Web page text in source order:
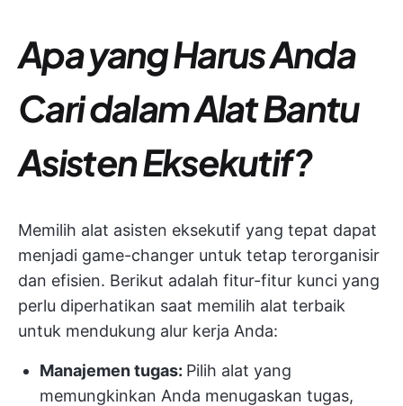
Apa yang Harus Anda
Cari dalam Alat Bantu
Asisten Eksekutif?
Memilih alat asisten eksekutif yang tepat dapat
menjadi game-changer untuk tetap terorganisir
dan efisien. Berikut adalah fitur-fitur kunci yang
perlu diperhatikan saat memilih alat terbaik
untuk mendukung alur kerja Anda:
Manajemen tugas: Pilih alat yang
memungkinkan Anda menugaskan tugas,